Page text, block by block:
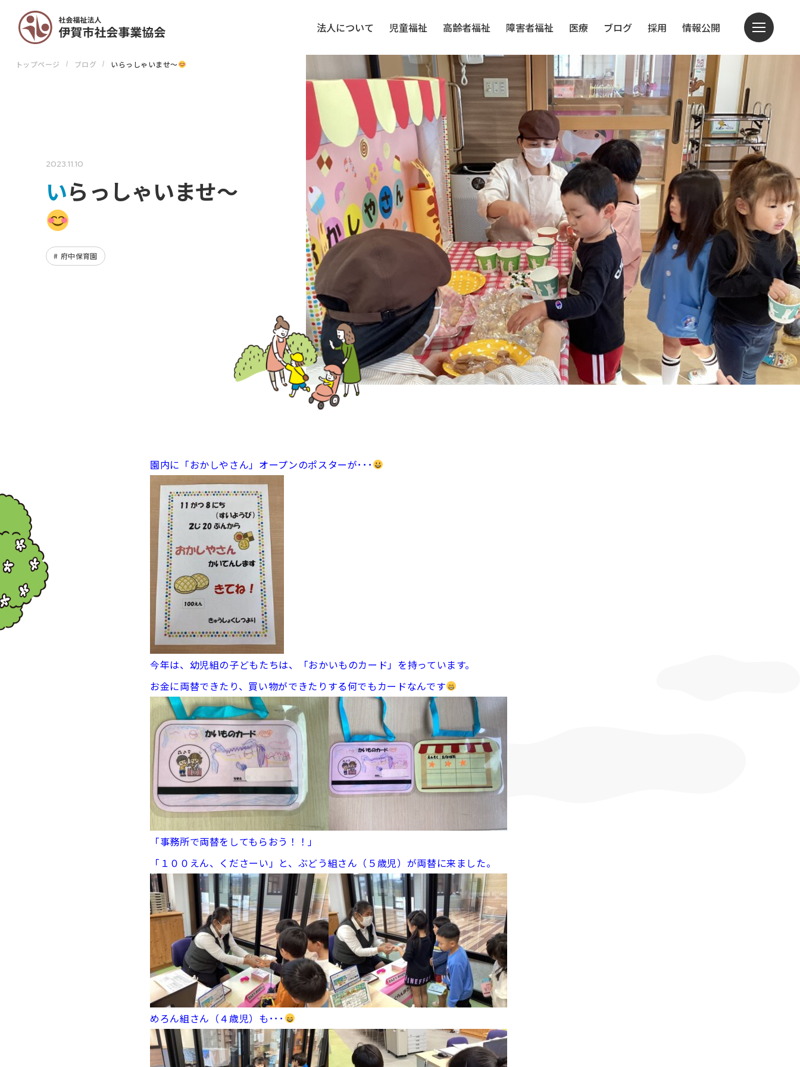
法人について 児童福祉 高齢者福祉 障害者福祉 医療 ブログ 採用 情報公開
トップページ ブログ いらっしゃいませ～
2023.11.10
いらっしゃいませ～
府中保育園
園内に「おかしやさん」オープンのポスターが･･･
今年は、幼児組の子どもたちは、「おかいものカード」を持っています。
お金に両替できたり、買い物ができたりする何でもカードなんです
「事務所で両替をしてもらおう！！」
「１００えん、くださーい」と、ぶどう組さん（５歳児）が両替に来ました。
めろん組さん（４歳児）も･･･